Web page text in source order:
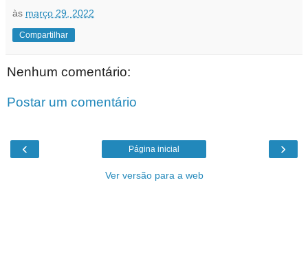
às março 29, 2022
Compartilhar
Nenhum comentário:
Postar um comentário
‹ ›
Página inicial
Ver versão para a web